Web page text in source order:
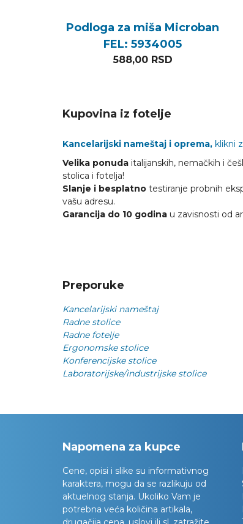
Podloga za miša Microban
FEL: 5934005
588,00 RSD
Kupovina iz fotelje
Kancelarijski nameštaj i oprema, klikni
Velika ponuda italijanskih, nemačkih i
stolica i fotelja!
Slanje i besplatno testiranje probnih
vašu adresu.
Garancija do 10 godina u zavisnosti od
Preporuke
Kancelarijski nameštaj
Radne stolice
Radne fotelje
Ergonomske stolice
Konferencijske stolice
Laboratorijske/industrijske stolice
Napomena za kupce
Cene, opisi i slike su informativnog
karaktera, mogu da se razlikuju od
aktuelnog stanja. Ukoliko Vam je
potrebna veća količina artikala,